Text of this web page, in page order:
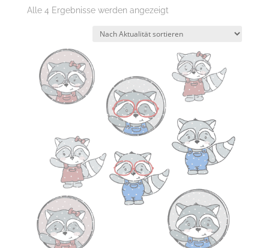
Alle 4 Ergebnisse werden angezeigtNach
sortiert